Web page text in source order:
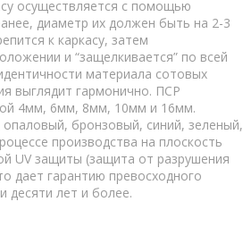
осуществляется с помощью
диаметр их должен быть на 2-3
к каркасу, затем
и “защелкивается” по всей
материала сотовых
выглядит гармонично. ПСР
4мм, 6мм, 8мм, 10мм и 16мм.
бронзовый, синий, зеленый,
производства на плоскость
UV защиты (защита от разрушения
дает гарантию превосходного
десяти лет и более.